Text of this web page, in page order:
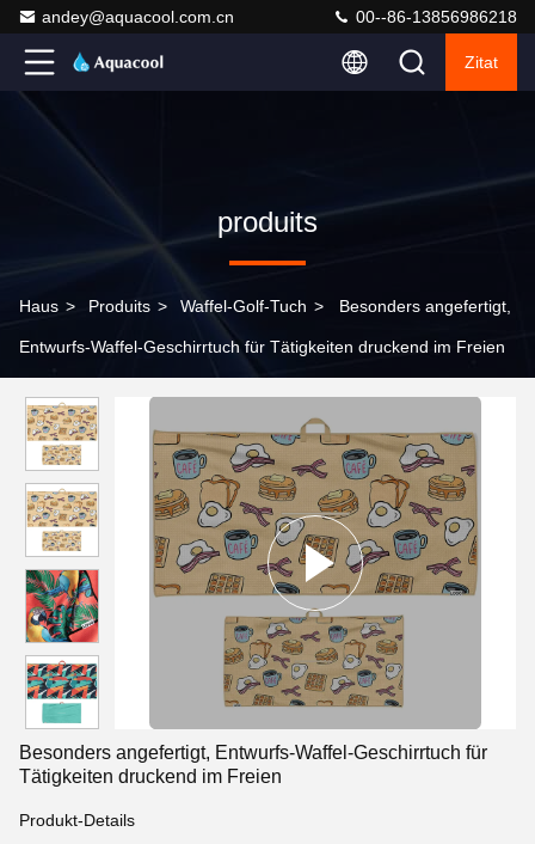
andey@aquacool.com.cn 00--86-13856986218
Zitat
produits
Haus > Produits > Waffel-Golf-Tuch > Besonders angefertigt,
Entwurfs-Waffel-Geschirrtuch für Tätigkeiten druckend im Freien
Besonders angefertigt, Entwurfs-Waffel-Geschirrtuch für
Tätigkeiten druckend im Freien
Produkt-Details